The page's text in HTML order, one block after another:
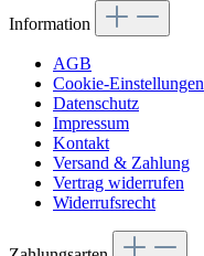
Information
AGB
Cookie-Einstellungen
Datenschutz
Impressum
Kontakt
Versand & Zahlung
Vertrag widerrufen
Widerrufsrecht